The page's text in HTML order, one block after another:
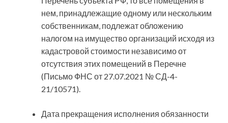
нем, принадлежащие одному или нескольким
собственникам, подлежат обложению
налогом на имущество организаций исходя из
кадастровой стоимости независимо от
отсутствия этих помещений в Перечне
(Письмо ФНС от 27.07.2021 № СД-4-
21/10571).
Дата прекращения исполнения обязанности